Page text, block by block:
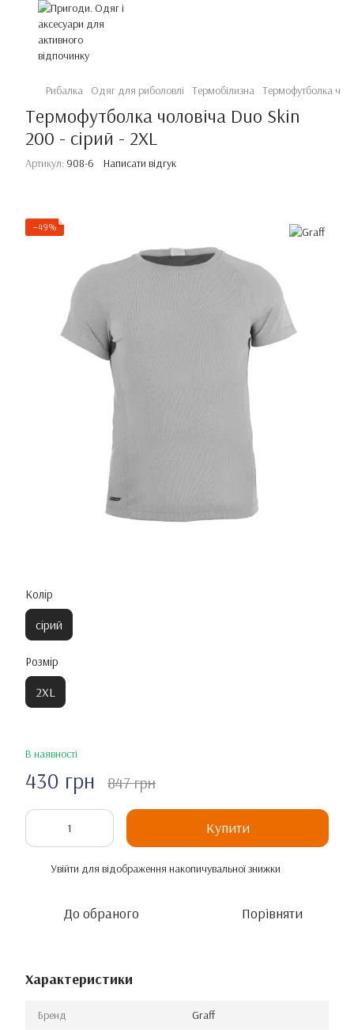
Рибалка Одяг для риболовлі Термобілизна Термофутболка
Термофутболка чоловіча Duo Skin
200 - сірий - 2XL
Артикул: 908-6 Написати відгук
−49%
Колір
сірий
Розмір
2XL
В наявності
430 грн 847 грн
Купити
Увійти для відображення накопичувальної знижки
До обраного Порівняти
Характеристики
Бренд Graff